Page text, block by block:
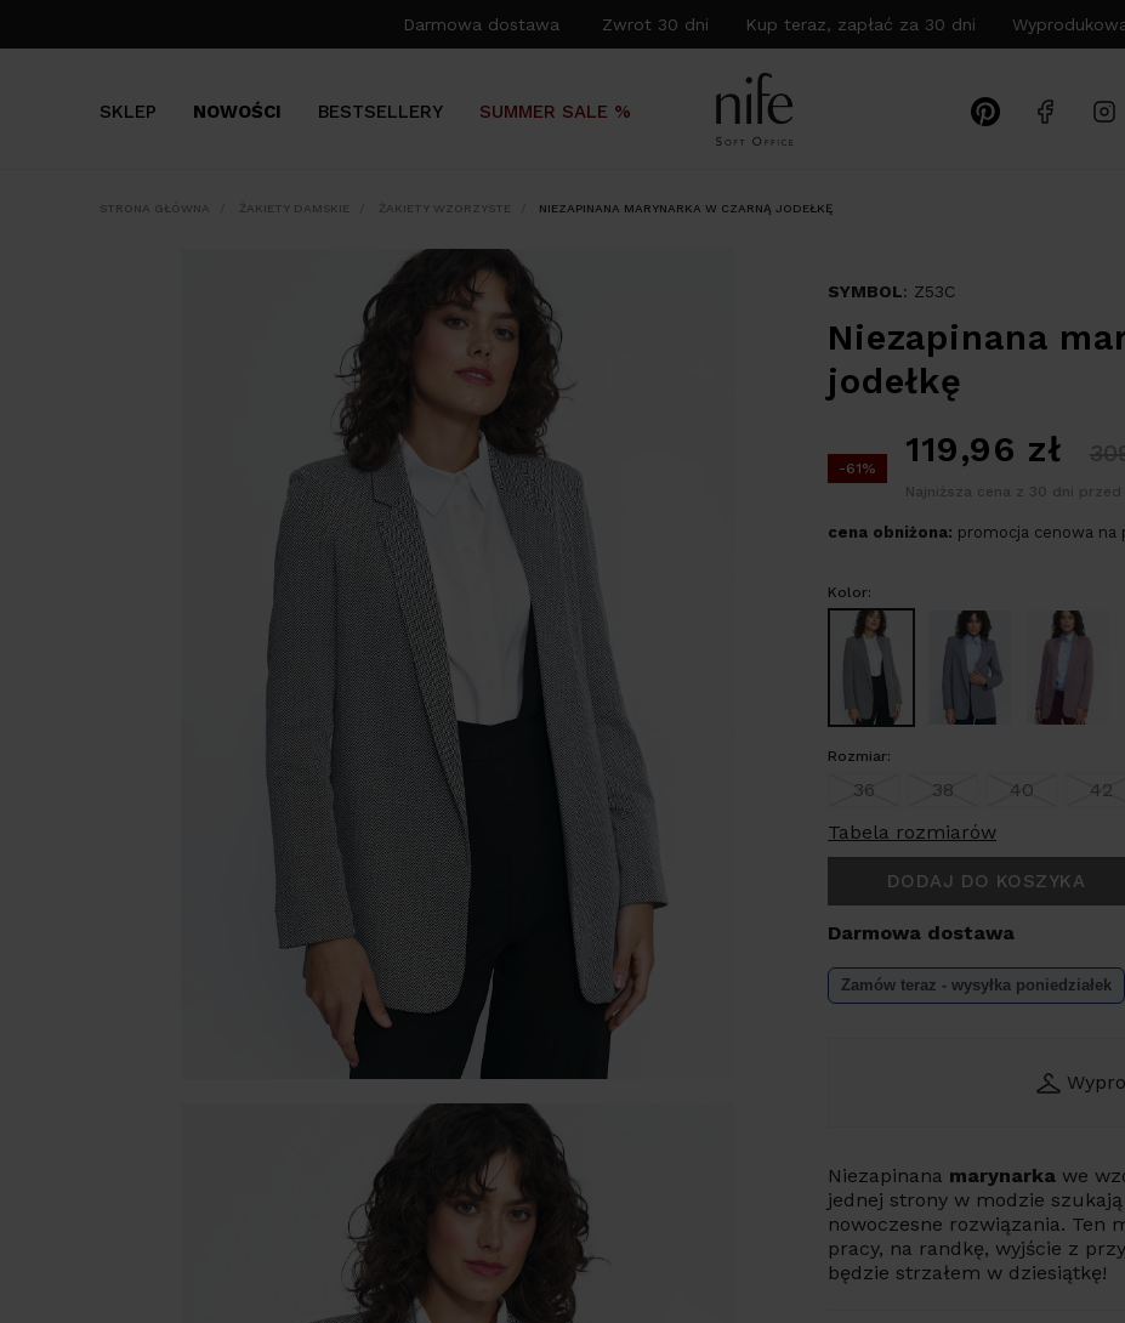
Darmowa dostawa Zwrot 30 dni Kup teraz, zapłać za 30 dni
SKLEP NOWOŚCI BESTSELLERY SUMMER SALE %
STRONA GŁÓWNA ŻAKIETY DAMSKIE ŻAKIETY WZORZYSTE NIEZAPINANA MARYNARKA W CZARNĄ JODEŁKĘ
SYMBOL: Z53C
Niezapinana
jodełkę
-61% 119,96 zł
Najniższa cena z 30 dni przed
cena obniżona: promocja cenowa na
Kolor:
Rozmiar:
36 38 40 42
Tabela rozmiarów
DODAJ DO KOSZYKA
Darmowa dostawa
Zamów teraz - wysyłka poniedziałek
Niezapinana marynarka we
jednej strony w modzie
nowoczesne rozwiązania. Ten
pracy, na randkę, wyjście z
będzie strzałem w dziesiątkę!